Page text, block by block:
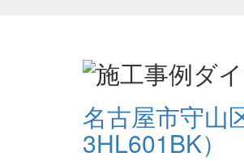
名古屋市守山
3HL601BK）